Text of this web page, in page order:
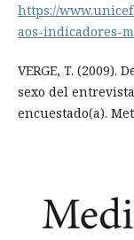
https://
aos-indicadores-
VERGE, T. (2009).
sexo del
encuestado(a).